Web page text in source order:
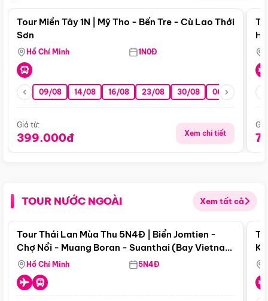
Tour Miền Tây 1N | Mỹ Tho - Bến Tre - Cù Lao Thới
Sơn
Hồ Chí Minh 1N0Đ
09/08 14/08 16/08 23/08 30/08 06/09 13/09
Giá từ:
399.000đ Xem chi tiết
TOUR NƯỚC NGOÀI Xem tất cả
Điểm nổi bật
Tour Thái Lan Mùa Thu 5N4Đ | Biển Jomtien -
Chợ Nổi - Muang Boran - Suanthai (Bay Vietnam
Airlines)
Hồ Chí Minh 5N4Đ